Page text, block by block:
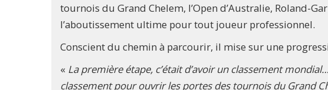
tournois du Grand Chelem, l’Open d’Australie, Roland-
l’aboutissement ultime pour tout joueur professionnel.
Conscient du chemin à parcourir, il mise sur une
« La première étape, c’était d’avoir un classement
classement pour ouvrir les portes des tournois du Grand